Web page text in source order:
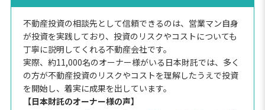
不動産投資の相談先として信頼できるのは、営業マン自身
が投資を実践しており、投資のリスクやコストについても
丁寧に説明してくれる不動産会社です。
実際、約11,000名のオーナー様がいる日本財託では、多く
の方が不動産投資のリスクやコストを理解したうえで投資
を開始し、着実に成果を出しています。
【日本財託のオーナー様の声】